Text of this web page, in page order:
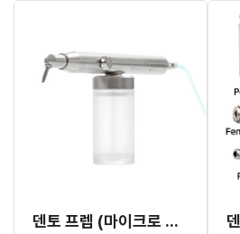
덴토 프렙 (마이크로 블라스터)